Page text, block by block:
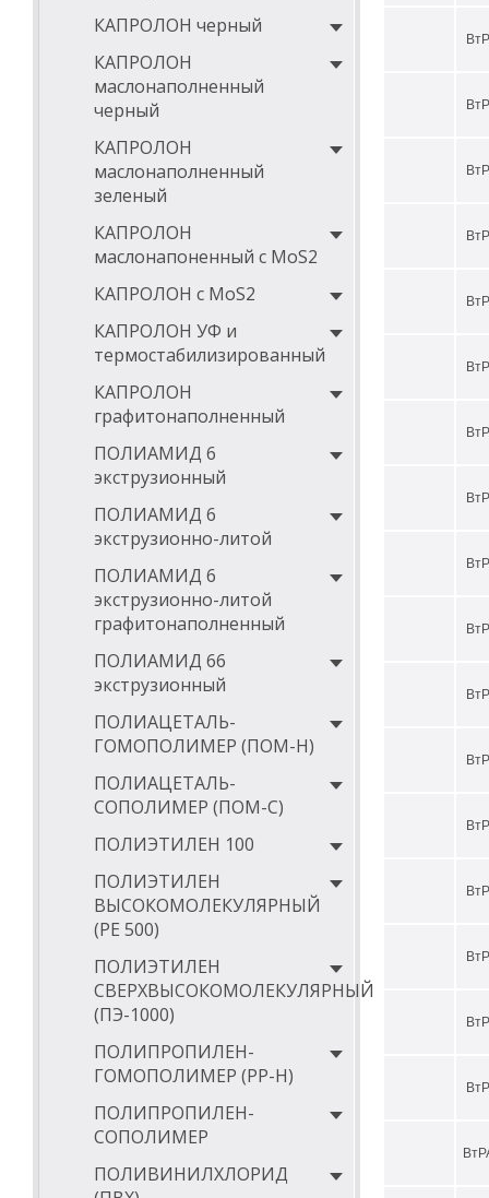
КАПРОЛОН черный
КАПРОЛОН
маслонаполненный
черный
КАПРОЛОН
маслонаполненный
зеленый
КАПРОЛОН
маслонапоненный с MoS2
КАПРОЛОН с MoS2
КАПРОЛОН УФ и
термостабилизированный
КАПРОЛОН
графитонаполненный
ПОЛИАМИД 6
экструзионный
ПОЛИАМИД 6
экструзионно-литой
ПОЛИАМИД 6
экструзионно-литой
графитонаполненный
ПОЛИАМИД 66
экструзионный
ПОЛИАЦЕТАЛЬ-
ГОМОПОЛИМЕР (ПОМ-Н)
ПОЛИАЦЕТАЛЬ-
СОПОЛИМЕР (ПОМ-С)
ПОЛИЭТИЛЕН 100
ПОЛИЭТИЛЕН
ВЫСОКОМОЛЕКУЛЯРНЫЙ
(РЕ 500)
ПОЛИЭТИЛЕН
СВЕРХВЫСОКОМОЛЕКУЛЯРНЫЙ
(ПЭ-1000)
ПОЛИПРОПИЛЕН-
ГОМОПОЛИМЕР (PP-Н)
ПОЛИПРОПИЛЕН-
СОПОЛИМЕР
ПОЛИВИНИЛХЛОРИД